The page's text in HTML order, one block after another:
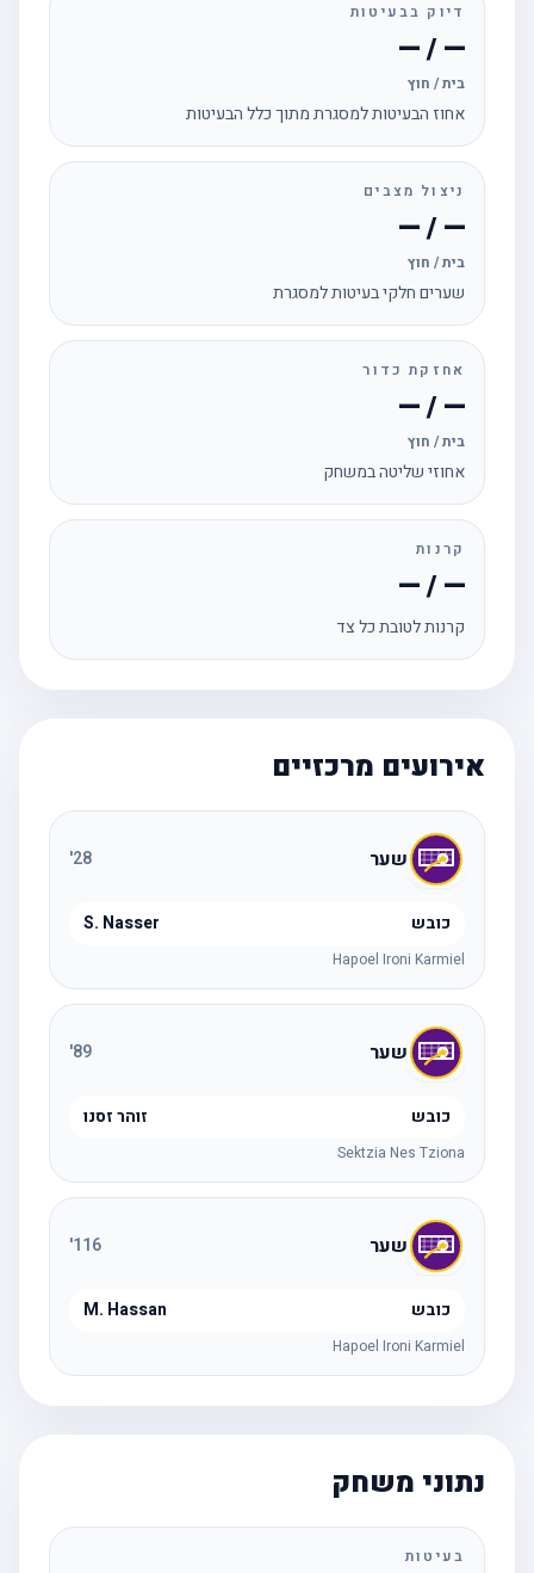
דיוק בבעיטות
— / —
בית / חוץ
אחוז הבעיטות למסגרת מתוך כלל הבעיטות
ניצול מצבים
— / —
בית / חוץ
שערים חלקי בעיטות למסגרת
אחזקת כדור
— / —
בית / חוץ
אחוזי שליטה במשחק
קרנות
— / —
קרנות לטובת כל צד
אירועים מרכזיים
שער 28
'
כובש S. Nasser
Hapoel Ironi Karmiel
שער 89
'
כובש זוהר זסנו
Sektzia Nes Tziona
שער 116
'
כובש M. Hassan
Hapoel Ironi Karmiel
נתוני משחק
בעיטות